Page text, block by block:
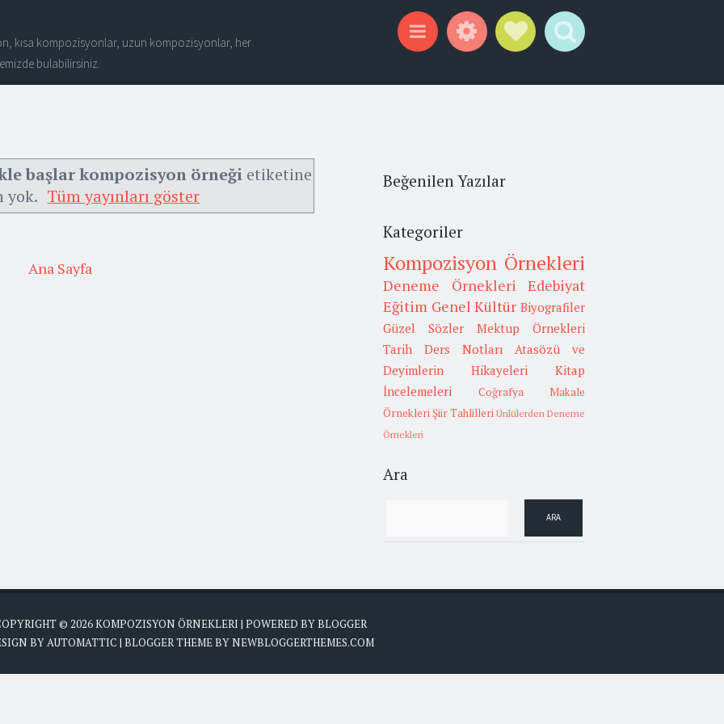
kısa kompozisyonlar, uzun kompozisyonlar, her
bulabilirsiniz.
başlar kompozisyon örneğietiketine
yok. Tüm yayınları göster
Ana Sayfa
Beğenilen Yazılar
Kategoriler
Kompozisyon Örnekleri
Deneme Örnekleri
Edebiyat
Eğitim Genel Kültür Biyografiler
Güzel Sözler
Mektup Örnekleri
Tarih
Ders Notları
Atasözü ve
Deyimlerin Hikayeleri
Kitap
İncelemeleri
Coğrafya
Makale
Örnekleri Şiir Tahlilleri Ünlülerden Deneme
Örnekleri
Ara
© 2026KOMPOZISYON ÖRNEKLERI | POWERED BYBLOGGER
BY AUTOMATTIC | BLOGGER THEME BY NEWBLOGGERTHEMES.COM